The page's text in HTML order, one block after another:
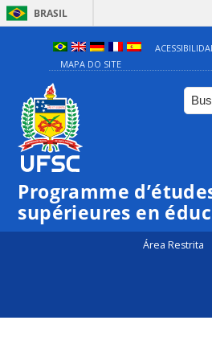
BRASIL
MAPA DO SITE
Programme
supérieures en
Área Restrita